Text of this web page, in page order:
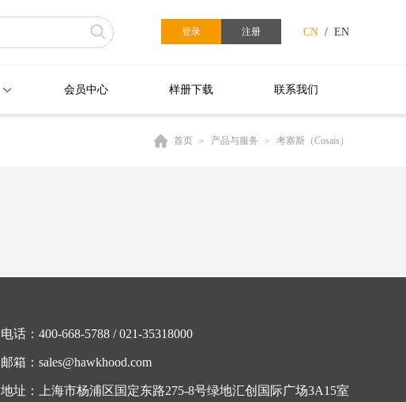
登录 注册 CN / EN
会员中心 样册下载 联系我们
首页 > 产品与服务 > 考塞斯（Cosais）
电话：400-668-5788 / 021-35318000
邮箱：sales@hawkhood.com
地址：上海市杨浦区国定东路275-8号绿地汇创国际广场3A15室